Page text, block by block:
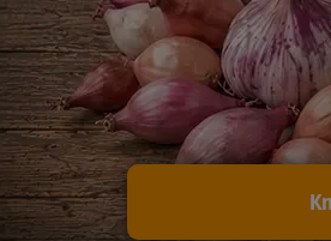
Hersteller:
Artikelnummer:
EAN: